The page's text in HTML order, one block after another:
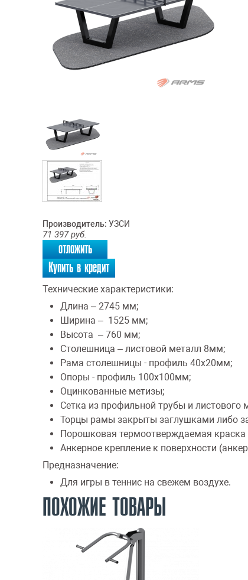
Производитель: УЗСИ
71 397 руб.
отложить
Купить в кредит
Технические характеристики:
Длина – 2745 мм;
Ширина – 1525 мм;
Высота – 760 мм;
Столешница – листовой металл 8мм;
Рама столешницы - профиль 40х20мм;
Опоры - профиль 100х100мм;
Оцинкованные метизы;
Сетка из профильной трубы и листового
Торцы рамы закрыты заглушками либо
Порошковая термоотверждаемая
Анкерное крепление к поверхности
Предназначение:
Для игры в теннис на свежем воздухе.
ПОХОЖИЕ ТОВАРЫ